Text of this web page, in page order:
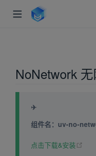
NoNetwork
✈
组件名：uv-no-
点击下载&安装